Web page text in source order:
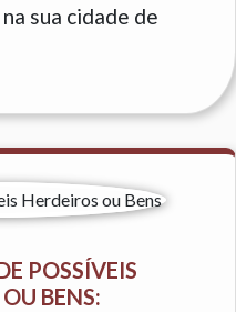
sua cidade de
POSSÍVEIS
BENS: